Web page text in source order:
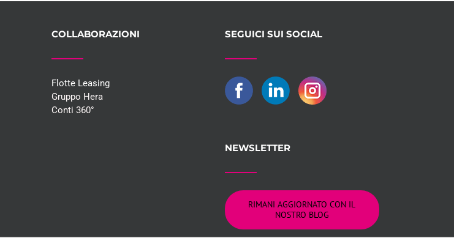
COLLABORAZIONI
Flotte Leasing
Gruppo Hera
Conti 360°
SEGUICI SUI SOCIAL
NEWSLETTER
RIMANI AGGIORNATO CON IL
NOSTRO BLOG